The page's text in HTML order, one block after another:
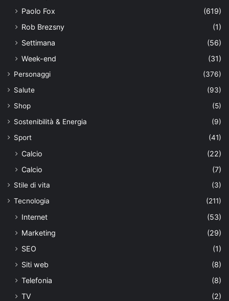
Paolo Fox
(619)
Rob Brezsny
(1)
Settimana
(56)
Week-end
(31)
Personaggi
(376)
Salute
(93)
Shop
(5)
Sostenibilità & Energia
(9)
Sport
(41)
Calcio
(22)
Calcio
(7)
Stile di vita
(3)
Tecnologia
(211)
Internet
(53)
Marketing
(29)
SEO
(1)
Siti web
(8)
Telefonia
(8)
TV
(2)